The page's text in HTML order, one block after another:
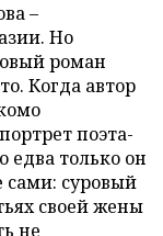
–
Но
роман
Когда автор
поэта-
едва только он
сами: суровый
своей жены
не